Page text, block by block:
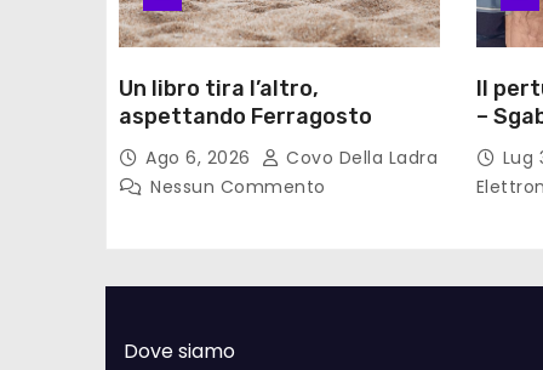
Un libro tira l’altro,
aspettando Ferragosto
Ago 6, 2026
Covo Della Ladra
Nessun Commento
Il
–
Lug
Dove siamo